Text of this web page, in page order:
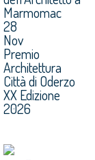
Marmomac
28
Nov
Premio
Architettura
Città di Oderzo
XX Edizione
2026